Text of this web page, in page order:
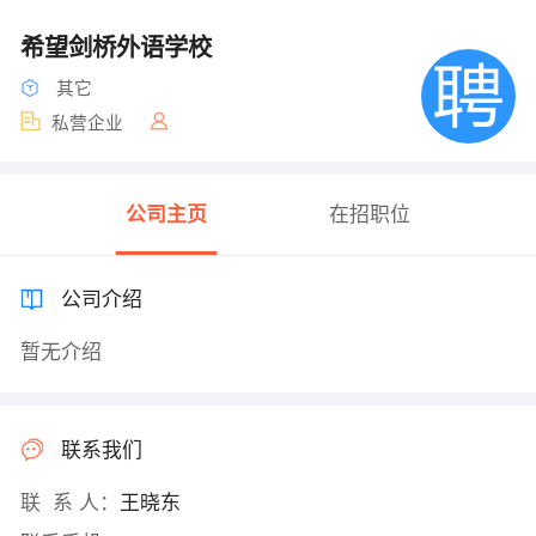
希望剑桥外语学校
其它
私营企业
公司主页 在招职位
公司介绍
暂无介绍
联系我们
联 系 人： 王晓东